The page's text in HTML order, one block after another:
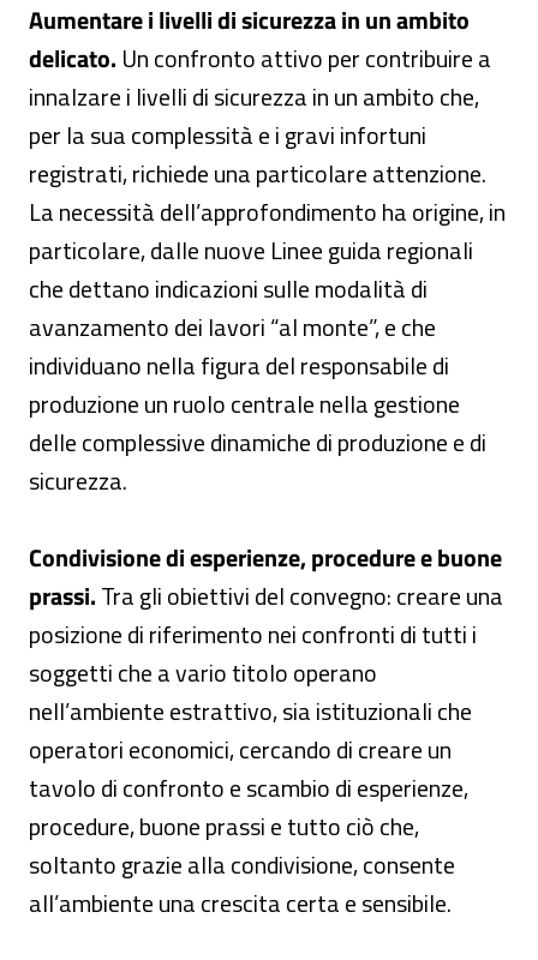
Aumentare i livelli di sicurezza in un ambito
delicato. Un confronto attivo per contribuire a
innalzare i livelli di sicurezza in un ambito che,
per la sua complessità e i gravi infortuni
registrati, richiede una particolare attenzione.
La necessità dell’approfondimento ha origine, in
particolare, dalle nuove Linee guida regionali
che dettano indicazioni sulle modalità di
avanzamento dei lavori “al monte”, e che
individuano nella figura del responsabile di
produzione un ruolo centrale nella gestione
delle complessive dinamiche di produzione e di
sicurezza.
Condivisione di esperienze, procedure e buone
prassi.Tra gli obiettivi del convegno: creare una
posizione di riferimento nei confronti di tutti i
soggetti che a vario titolo operano
nell’ambiente estrattivo, sia istituzionali che
operatori economici, cercando di creare un
tavolo di confronto e scambio di esperienze,
procedure, buone prassi e tutto ciò che,
soltanto grazie alla condivisione, consente
all’ambiente una crescita certa e sensibile.